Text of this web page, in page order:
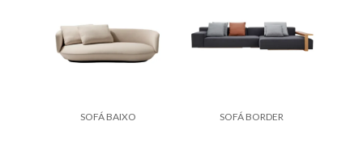
SOFÁ BAIXO SOFÁ BORDER